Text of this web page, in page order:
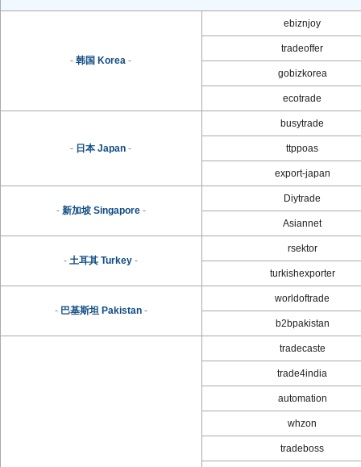
-韩国 Korea -
ebiznjoy
tradeoffer
gobizkorea
ecotrade
- 日本 Japan -
busytrade
ttppoas
export-japan
- 新加坡 Singapore -
Diytrade
Asiannet
-土耳其 Turkey -
rsektor
turkishexporter
- 巴基斯坦 Pakistan -
worldoftrade
b2bpakistan
tradecaste
trade4india
automation
whzon
tradeboss